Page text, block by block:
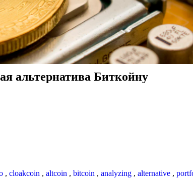
альтернатива Биткойну
, cloakcoin , altcoin , bitcoin , analyzing , alternative ,